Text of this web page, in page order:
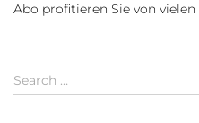
Abo profitieren Sie von vielen
S
e
Search …